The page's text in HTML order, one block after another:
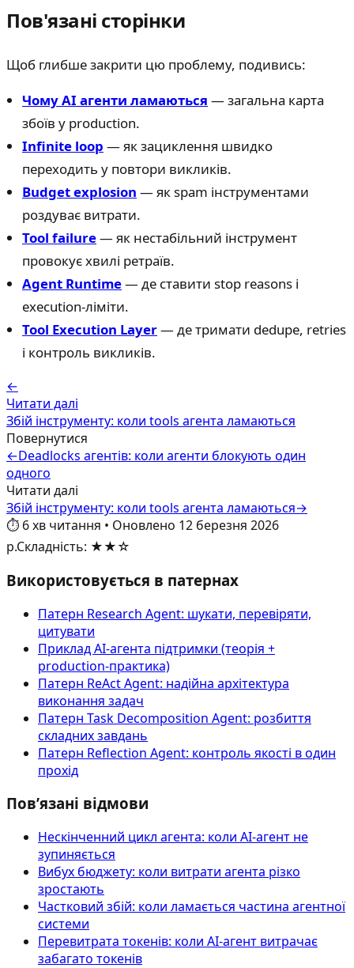
Пов'язані сторінки
Щоб глибше закрити цю проблему, подивись:
Чому AI агенти ламаються — загальна карта
збоїв у production.
Infinite loop — як зациклення швидко
переходить у повтори викликів.
Budget explosion — як spam інструментами
роздуває витрати.
Tool failure— як нестабільний інструмент
провокує хвилі ретраїв.
Agent Runtime— де ставити stop reasons і
execution-ліміти.
Tool Execution Layer— де тримати dedupe, retries
і контроль викликів.
←
Читати далі
Збій інструменту: коли tools агента ламаються
Повернутися
←Deadlocks агентів: коли агенти блокують один
одного
Читати далі
Збій інструменту: коли tools агента ламаються→
⏱️ 6хв читання • Оновлено 12 березня 2026
р.Складність: ★★☆
Використовується в патернах
Патерн Research Agent: шукати, перевіряти,
цитувати
Приклад AI‑агента підтримки (теорія +
production-практика)
Патерн ReAct Agent: надійна архітектура
виконання задач
Патерн Task Decomposition Agent: розбиття
складних завдань
Патерн Reflection Agent: контроль якості в один
прохід
Пов’язані відмови
Нескінченний цикл агента: коли AI-агент не
зупиняється
Вибух бюджету: коли витрати агента різко
зростають
Частковий збій: коли ламається частина агентної
системи
Перевитрата токенів: коли AI-агент витрачає
забагато токенів